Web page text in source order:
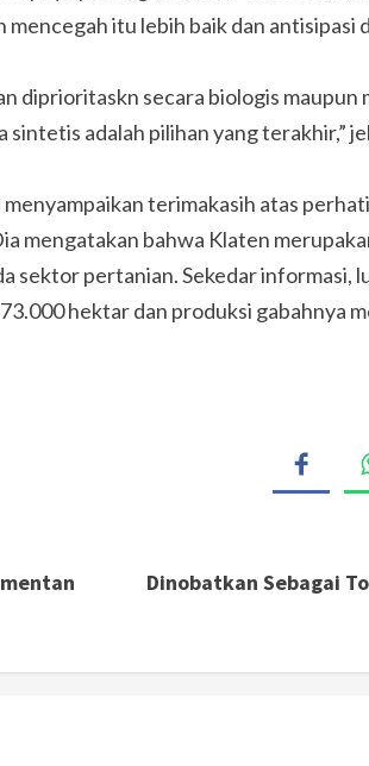
itu lebih baik dan antisipasi
diprioritaskn secara biologis maupun
adalah pilihan yang terakhir,”
terimakasih atas
mengatakan bahwa Klaten
sektor pertanian. Sekedar informasi,
hektar dan produksi gabahnya
Dinobatkan Sebagai